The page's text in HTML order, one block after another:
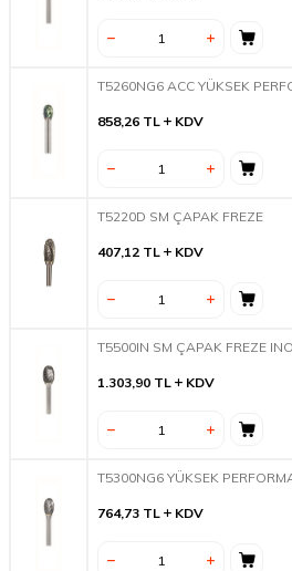
T5260NG6 ACC YÜKSEK
858,26 TL KDV
T5220D SM ÇAPAK FREZE
407,12 TL KDV
T5500IN SM ÇAPAK FREZE
1.303,90 TL KDV
T5300NG6 YÜKSEK
764,73 TL KDV